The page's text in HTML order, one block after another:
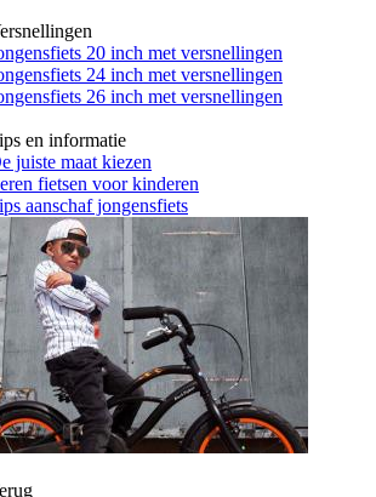
20 inch met versnellingen
24 inch met versnellingen
26 inch met versnellingen
en informatie
juiste maat kiezen
fietsen voor kinderen
aanschaf jongensfiets